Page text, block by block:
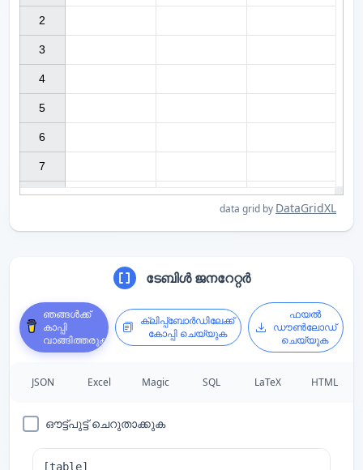
data grid by DataGridXL
2
3
4
5
6
7
ടേബിൾ ജനറേറ്റർ
ഞങ്ങൾക്ക്
കാപ്പി
വാങ്ങിത്തരുക
ക്ലിപ്പ്ബോർഡിലേക്ക്
കോപ്പി ചെയ്യുക
ഫയൽ
ഡൗൺലോഡ്
ചെയ്യുക
JSON Excel Magic SQL LaTeX HTML
ഔട്ട്പുട്ട് ചെറുതാക്കുക